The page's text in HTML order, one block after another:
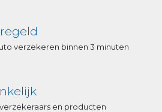
verzekeren binnen 3 minuten
en producten